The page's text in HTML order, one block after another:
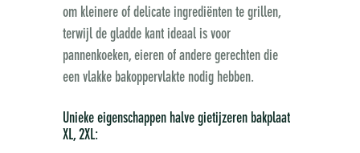
om kleinere of delicate ingrediënten te grillen,
terwijl de gladde kant ideaal is voor
pannenkoeken, eieren of andere gerechten die
een vlakke bakoppervlakte nodig hebben.
Unieke eigenschappen halve gietijzeren bakplaat
XL, 2XL: